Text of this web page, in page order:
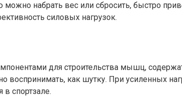
набрать вес или сбросить, быстро
силовых нагрузок.
для строительства мышц,
как шутку. При усиленных
в спортзале.